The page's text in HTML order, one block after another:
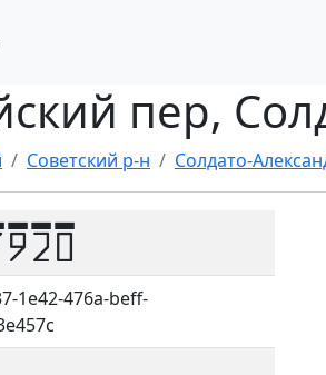
пер,
Советский р-н Солдато-
1e42-476a-beff-